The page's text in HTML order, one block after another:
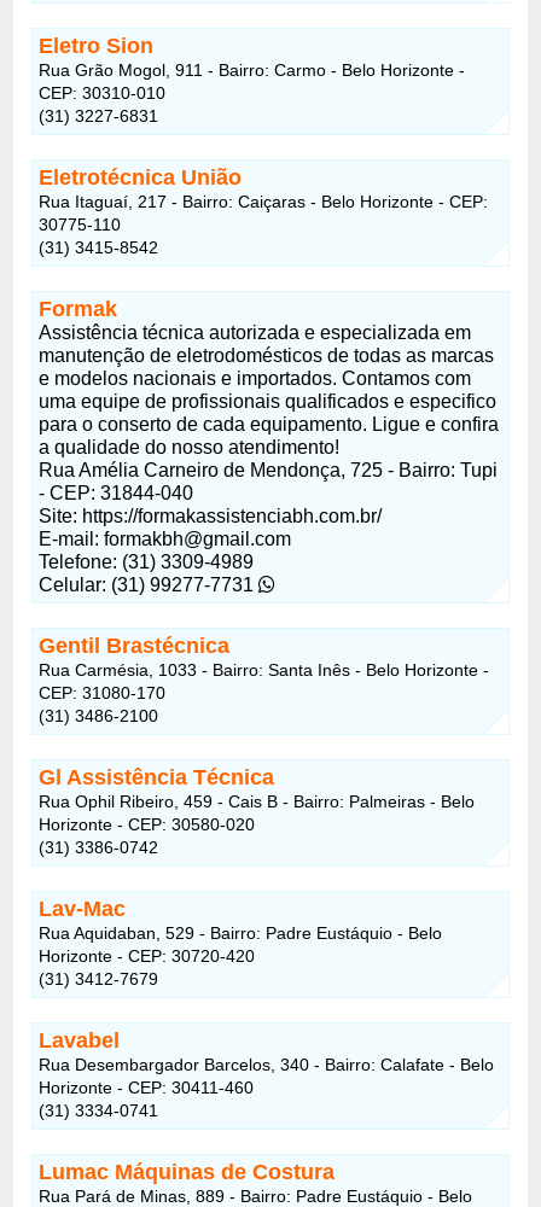
Eletro Sion
Rua Grão Mogol, 911 - Bairro: Carmo - Belo Horizonte -
CEP: 30310-010
(31) 3227-6831
Eletrotécnica União
Rua Itaguaí, 217 - Bairro: Caiçaras - Belo Horizonte - CEP:
30775-110
(31) 3415-8542
Formak
Assistência técnica autorizada e especializada em
manutenção de eletrodomésticos de todas as marcas
e modelos nacionais e importados. Contamos com
uma equipe de profissionais qualificados e especifico
para o conserto de cada equipamento. Ligue e confira
a qualidade do nosso atendimento!
Rua Amélia Carneiro de Mendonça, 725 - Bairro: Tupi
- CEP: 31844-040
Site: https://formakassistenciabh.com.br/
E-mail:formakbh@gmail.com
Telefone: (31) 3309-4989
Celular: (31) 99277-7731
Gentil Brastécnica
Rua Carmésia, 1033 - Bairro: Santa Inês - Belo Horizonte -
CEP: 31080-170
(31) 3486-2100
Gl Assistência Técnica
Rua Ophil Ribeiro, 459 - Cais B - Bairro: Palmeiras - Belo
Horizonte - CEP: 30580-020
(31) 3386-0742
Lav-Mac
Rua Aquidaban, 529 - Bairro: Padre Eustáquio - Belo
Horizonte - CEP: 30720-420
(31) 3412-7679
Lavabel
Rua Desembargador Barcelos, 340 - Bairro: Calafate - Belo
Horizonte - CEP: 30411-460
(31) 3334-0741
Lumac Máquinas de Costura
Rua Pará de Minas, 889 - Bairro: Padre Eustáquio - Belo